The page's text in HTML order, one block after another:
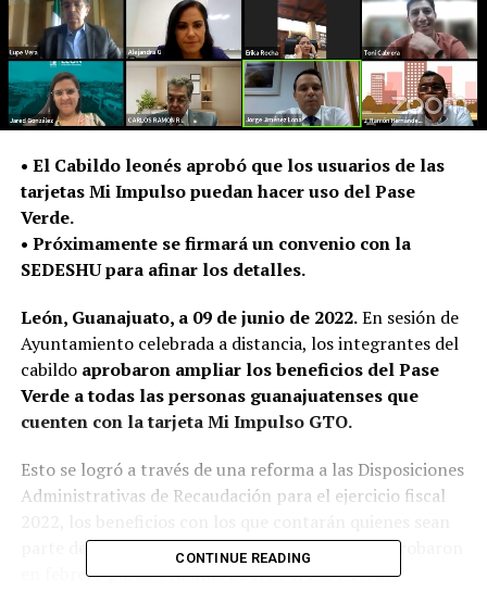
• El Cabildo leonés aprobó que los usuarios de las
tarjetas Mi Impulso puedan hacer uso del Pase
Verde.
• Próximamente se firmará un convenio con la
SEDESHU para afinar los detalles.
León, Guanajuato, a 09 de junio de 2022.En sesión de
Ayuntamiento celebrada a distancia, los integrantes del
cabildo aprobaron ampliar los beneficios del Pase
Verde a todas las personas guanajuatenses que
cuenten con la tarjeta Mi Impulso GTO.
Esto se logró a través de una reforma a las Disposiciones
Administrativas de Recaudación para el ejercicio fiscal
parte del programa serán iguales a los que se aprobaron
en febrero pasado cuando se creó el Pase Verde.
CONTINUE READING